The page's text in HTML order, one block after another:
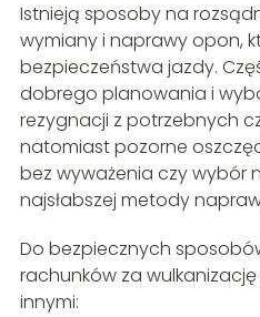
Istnieją sposoby na
wymiany i naprawy opon,
bezpieczeństwa jazdy.
dobrego planowania i
rezygnacji z potrzebnych
natomiast pozorne
bez wyważenia czy wybór
najsłabszej metody
Do bezpiecznych
rachunków za
innymi: